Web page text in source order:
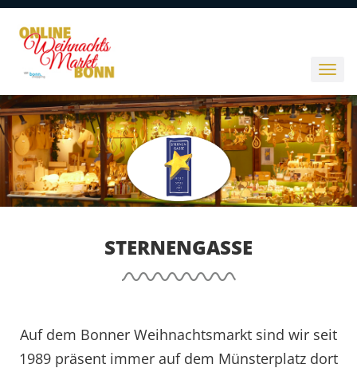
STERNENGASSE
Auf dem Bonner Weihnachtsmarkt sind wir seit
1989 präsent immer auf dem Münsterplatz dort